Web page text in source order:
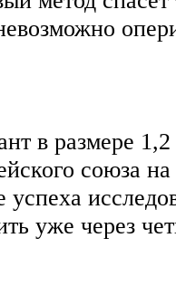
в размере
союза
успеха
уже через